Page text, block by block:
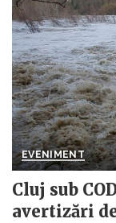
EVENIMENT
Cluj sub
avertizări